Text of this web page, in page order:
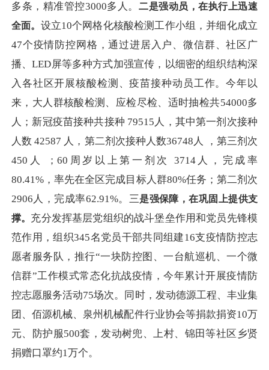
多条，精准管控3000多人。 二是强动员，在执行上迅速
全面。 设立10个网格化核酸检测工作小组，并细化成立
47个疫情防控网格，通过进居入户、微信群、社区广
播、LED屏等多种方式加强宣传，以细密的组织结构深
入各社区开展核酸检测、疫苗接种动员工作。今年以
来，大人群核酸检测、应检尽检、适时抽检共54000多
人；新冠疫苗接种共接种 79515人，其中第一剂次接种
人数 42587 人，第二剂次接种人数36748人 ，第三剂次
450人 ；60周岁以上第一剂次 3714人，完成率
80.41%，率先在全区完成目标人群80%任务；第二剂次
2906人，完成率62.91%。三是强保障，在巩固上提供支
撑。 充分发挥基层党组织的战斗堡垒作用和党员先锋模
范作用，组织345名党员干部共同组建16支疫情防控志
愿者服务队，推行“一块防控图、一台航巡机、一个微
信群”工作模式常态化抗战疫情，今年累计开展疫情防
控志愿服务活动75场次。同时，发动德源工程、丰业集
团、佰源机械、泉州机械配件行业协会等捐款捐资10万
元、防护服500套，发动树兜、上村、锦田等社区乡贤
捐赠口罩约1万个。